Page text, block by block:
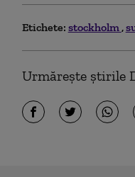
Etichete: stockholm
Urmărește știrile